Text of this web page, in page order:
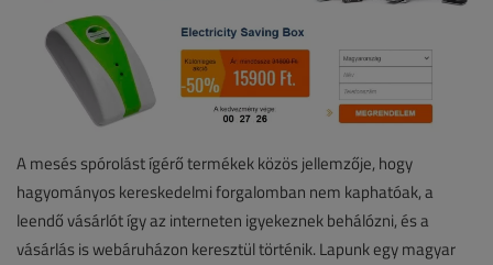
A mesés spórolást ígérő termékek közös jellemzője, hogy
hagyományos kereskedelmi forgalomban nem kaphatóak, a
leendő vásárlót így az interneten igyekeznek behálózni, és a
vásárlás is webáruházon keresztül történik. Lapunk egy magyar